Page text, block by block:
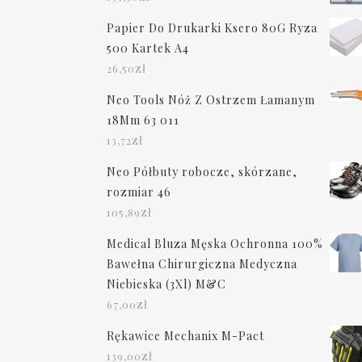
Papier Do Drukarki Ksero 80G Ryza
500 Kartek A4
26,50zł
Neo Tools Nóż Z Ostrzem Łamanym
18Mm 63 011
13,72zł
Neo Półbuty robocze, skórzane,
rozmiar 46
105,89zł
Medical Bluza Męska Ochronna 100%
Bawełna Chirurgiczna Medyczna
Niebieska (3Xl) M&C
67,00zł
Rękawice Mechanix M-Pact
139,00zł